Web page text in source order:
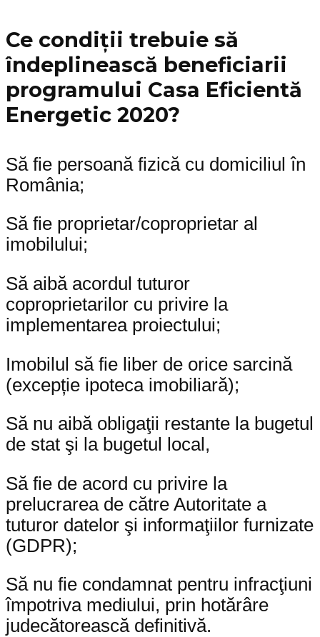
Ce condiții trebuie să
îndeplinească beneficiarii
programului Casa Eficientă
Energetic 2020?
Să fie persoană fizică cu domiciliul în
România;
Să fie proprietar/coproprietar al
imobilului;
Să aibă acordul tuturor
coproprietarilor cu privire la
implementarea proiectului;
Imobilul să fie liber de orice sarcină
(excepție ipoteca imobiliară);
Să nu aibă obligaţii restante la bugetul
de stat şi la bugetul local,
Să fie de acord cu privire la
prelucrarea de către Autoritate a
tuturor datelor şi informaţiilor furnizate
(GDPR);
Să nu fie condamnat pentru infracţiuni
împotriva mediului, prin hotărâre
judecătorească definitivă.